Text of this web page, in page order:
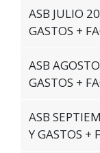
ASB JULIO
GASTOS +
ASB
GASTOS +
ASB
Y GASTOS +